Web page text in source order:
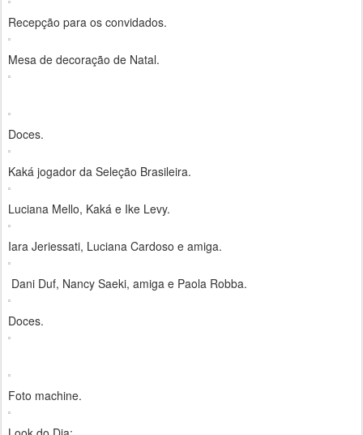
Recepção para os convidados.
Mesa de decoração de Natal.
Doces.
Kaká jogador da Seleção Brasileira.
Luciana Mello, Kaká e Ike Levy.
Iara Jeriessati, Luciana Cardoso e amiga.
Dani Duf, Nancy Saeki, amiga e Paola Robba.
Doces.
Foto machine.